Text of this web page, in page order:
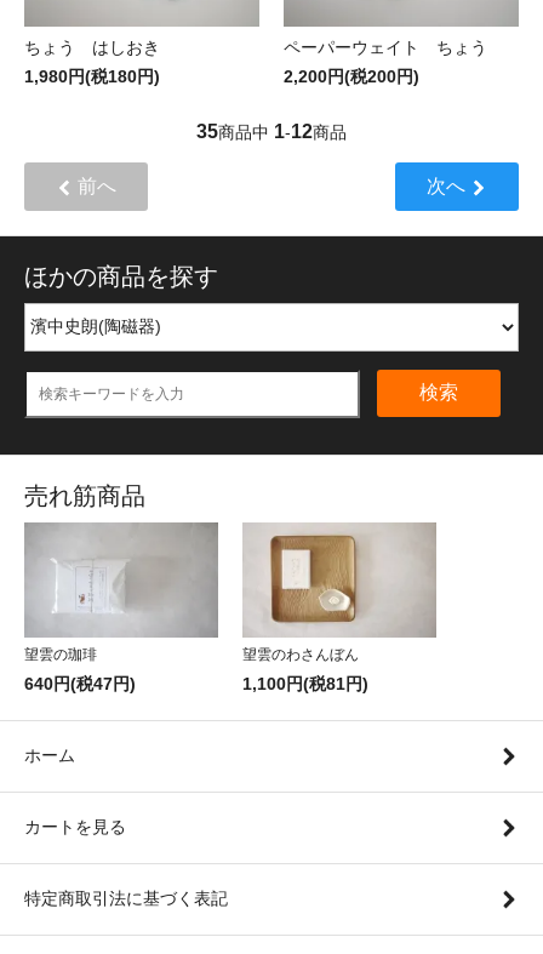
ちょう はしおき
1,980円(税180円)
ペーパーウェイト ちょう
2,200円(税200円)
35商品中 1-12商品
前へ 次へ
ほかの商品を探す
検索
売れ筋商品
望雲の珈琲
640円(税47円)
望雲のわさんぼん
1,100円(税81円)
ホーム
カートを見る
特定商取引法に基づく表記